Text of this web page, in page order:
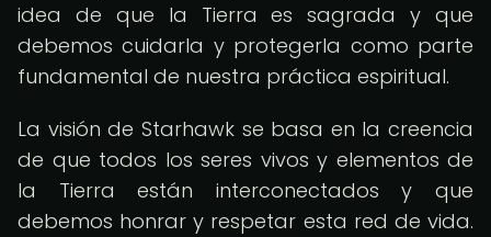
idea de que la Tierra es sagrada y que
debemos cuidarla y protegerla como parte
fundamental de nuestra práctica espiritual.
La visión de Starhawk se basa en la creencia
de que todos los seres vivos y elementos de
la Tierra están interconectados y que
debemos honrar y respetar esta red de vida.